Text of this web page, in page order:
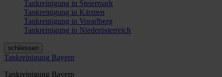
Tankreinigung in Steiermark
Tankreinigung in Kärnten
Tankreinigung in Vorarlberg
Tankreinigung in Niederösterreich
schliessen
Tankreinigung Bayern
Tankreinigung Bayern